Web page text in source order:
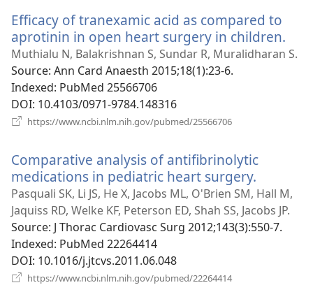
вікні)
Efficacy of tranexamic acid as compared to
aprotinin in open heart surgery in children.
у
Muthialu N, Balakrishnan S, Sundar R, Muralidharan S.
Source‎: Ann Card Anaesth 2015;18(1):23-6.
Indexed‎: PubMed 25566706
DOI‎: 10.4103/0971-9784.148316
https://www.ncbi.nlm.nih.gov/pubmed/25566706
вікні)
Comparative analysis of antifibrinolytic
medications in pediatric heart surgery.
у
новому
вікні)
Pasquali SK, Li JS, He X, Jacobs ML, O'Brien SM, Hall M,
Jaquiss RD, Welke KF, Peterson ED, Shah SS, Jacobs JP.
Source‎: J Thorac Cardiovasc Surg 2012;143(3):550-7.
Indexed‎: PubMed 22264414
DOI‎: 10.1016/j.jtcvs.2011.06.048
https://www.ncbi.nlm.nih.gov/pubmed/22264414